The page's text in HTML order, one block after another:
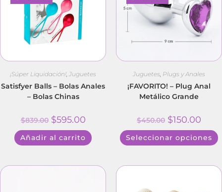
¡Súper Liquidación! Juguetes
Satisfyer Balls – Bolas Anales
– Bolas Chinas
$839.00 $595.00
Añadir al carrito
Juguetes Plugs y Anales
¡FAVORITO! – Plug Anal
Metálico Grande
$450.00 $150.00
Seleccionar opciones